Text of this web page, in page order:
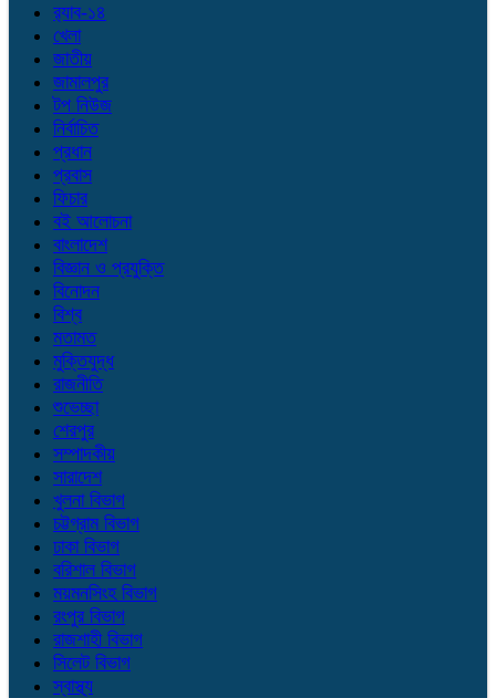
র‌্যাব-১৪
খেলা
জাতীয়
জামালপুর
টপ নিউজ
নির্বাচিত
প্রধান
প্রবাস
ফিচার
বই আলোচনা
বাংলাদেশ
বিজ্ঞান ও প্রযুক্তি
বিনোদন
বিশ্ব
মতামত
মুক্তিযুদ্ধ
রাজনীতি
শুভেচ্ছা
শেরপুর
সম্পাদকীয়
সারাদেশ
খুলনা বিভাগ
চট্টগ্রাম বিভাগ
ঢাকা বিভাগ
বরিশাল বিভাগ
ময়মনসিংহ বিভাগ
রংপুর বিভাগ
রাজশাহী বিভাগ
সিলেট বিভাগ
স্বাস্থ্য